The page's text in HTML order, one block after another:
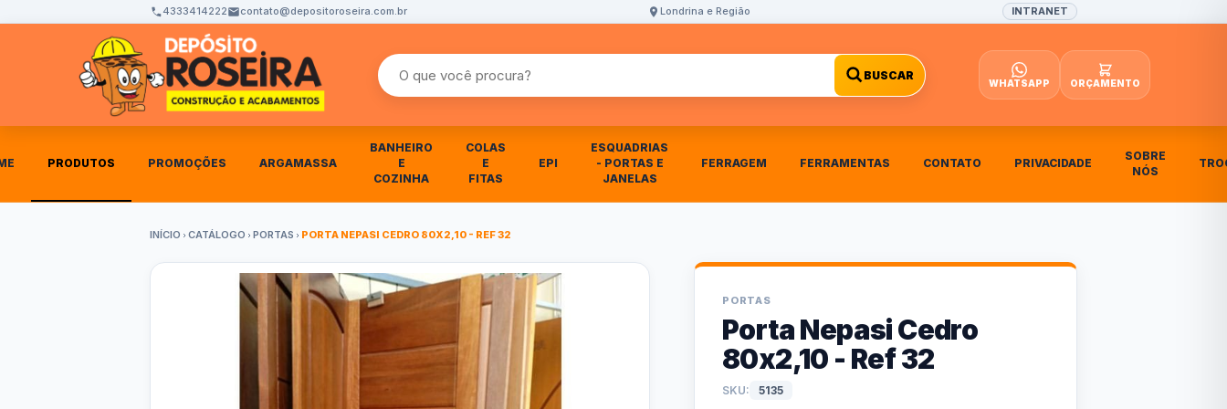
4333414222 contato@depositoroseira.com.br Londrina e Região INTRANET
Buscar produtos
BUSCAR
WHATSAPP ORÇAMENTO
PRODUTOS PROMOÇÕES ARGAMASSA
BANHEIRO
E
COZINHA
COLAS
E
FITAS
EPI
ESQUADRIAS
- PORTAS E
JANELAS
FERRAGEM FERRAMENTAS CONTATO PRIVACIDADE
SOBRE
NÓS
INÍCIO CATÁLOGO PORTAS PORTA NEPASI CEDRO 80X2,10 - REF 32
PORTAS
Porta Nepasi Cedro
80x2,10 - Ref 32
SKU: 5135